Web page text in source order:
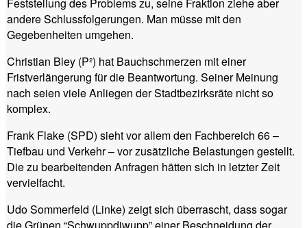
andere Schlussfolgerungen. Man müsse mit den
Gegebenheiten umgehen.
Christian Bley (P²) hat Bauchschmerzen mit einer
Fristverlängerung für die Beantwortung. Seiner Meinung
nach seien viele Anliegen der Stadtbezirksräte nicht so
komplex.
Frank Flake (SPD) sieht vor allem den Fachbereich 66 –
Tiefbau und Verkehr – vor zusätzliche Belastungen gestellt.
Die zu bearbeitenden Anfragen hätten sich in letzter Zeit
vervielfacht.
Udo Sommerfeld (Linke) zeigt sich überrascht, dass sogar
die Grünen “Schwuppdiwupp” einer Beschneidung der